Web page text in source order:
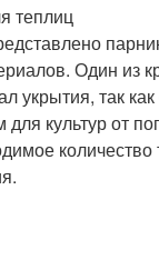
теплиц
Один из
укрытия, так
культур от
количество